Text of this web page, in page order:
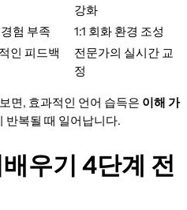
강화
험 부족 1:1 회화 환경 조성
인 피드백
전문가의 실시간 교
정
면, 효과적인 언어 습득은 이해 가
반복될 때 일어납니다.
우기 4단계 전